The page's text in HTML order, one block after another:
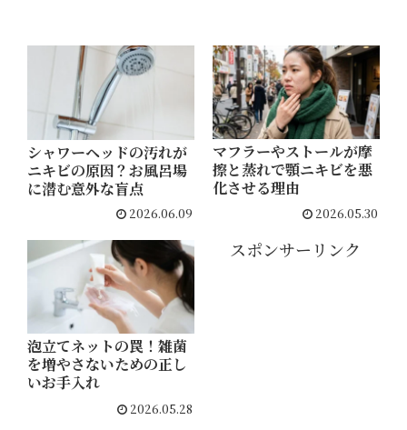
シャワーヘッドの汚れが
ニキビの原因？お風呂場
に潜む意外な盲点
2026.06.09
マフラーやストールが摩
擦と蒸れで顎ニキビを悪
化させる理由
2026.05.30
泡立てネットの罠！雑菌
を増やさないための正し
いお手入れ
2026.05.28
スポンサーリンク